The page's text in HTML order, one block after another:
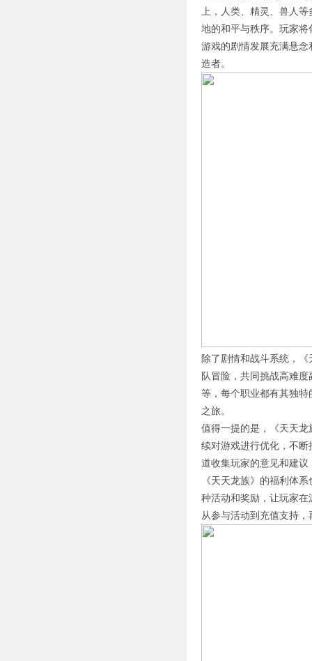
上，人类、精灵、兽人
地的和平与秩序。玩家
游戏的剧情发展充满悬
造者。
除了剧情和战斗系统，
队冒险，共同挑战高难
等，每个职业都有其独
之旅。
值得一提的是，《天天
续对游戏进行优化，不
道收集玩家的意见和建
《天天龙族》的福利体
种活动和奖励，让玩家
从参与活动到充值支持